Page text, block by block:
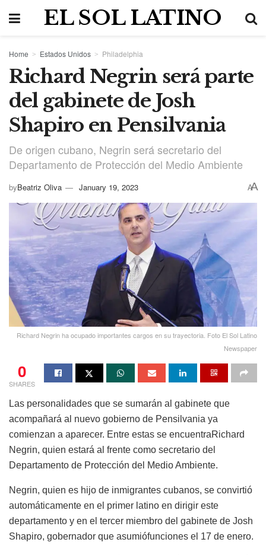
EL SOL LATINO
Home Estados Unidos Philadelphia
Richard Negrin será parte
del gabinete de Josh
Shapiro en Pensilvania
De origen cubano, Negrin será secretario del
Departamento de Protección del Medio Ambiente
byBeatriz Oliva January 19, 2023 AA
Richard Negrin ha ocupado importantes cargos en su trayectoria. Foto El Sol Latino
Newspaper
0
SHARES
Las personalidades que se sumarán al gabinete que
acompañará al nuevo gobierno de Pensilvania ya
comienzan a aparecer. Entre estas se encuentraRichard
Negrin, quien estará al frente como secretario del
Departamento de Protección del MedioAmbiente.
Negrin, quien es hijo de inmigrantes cubanos, se convirtió
automáticamente en el primer latino en dirigir este
departamento y en el tercer miembro del gabinete de Josh
Shapiro, gobernador que asumiófunciones el 17 de enero.